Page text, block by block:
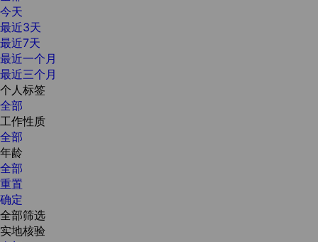
今天
最近3天
最近7天
最近一个月
最近三个月
个人标签
全部
工作性质
全部
年龄
全部
重置
确定
全部筛选
实地核验